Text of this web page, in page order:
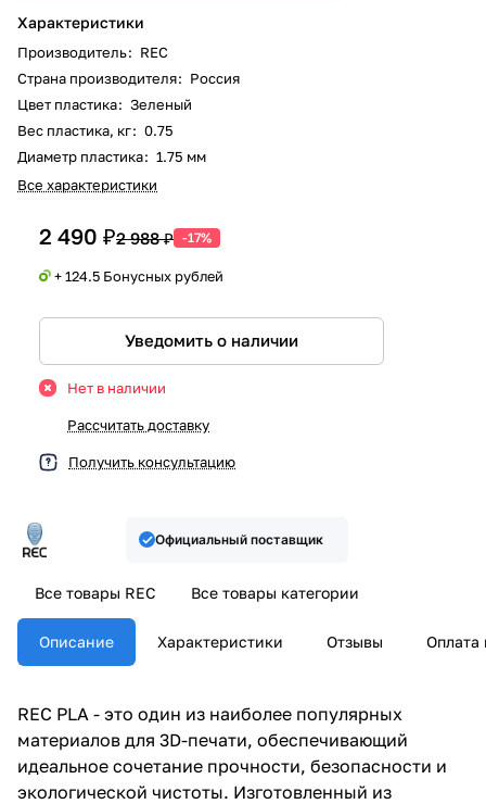
Характеристики
Производитель: REC
Страна производителя: Россия
Цвет пластика: Зеленый
Вес пластика, кг: 0.75
Диаметр пластика: 1.75 мм
Все характеристики
2 490 ₽2 988 ₽ -17%
+ 124.5 Бонусных рублей
Уведомить о наличии
Нет в наличии
Рассчитать доставку
Получить консультацию
Официальный поставщик
Все товары REC Все товары категории
Описание Характеристики Отзывы Оплата
REC PLA - это один из наиболее популярных
материалов для 3D-печати, обеспечивающий
идеальное сочетание прочности, безопасности и
экологической чистоты. Изготовленный из